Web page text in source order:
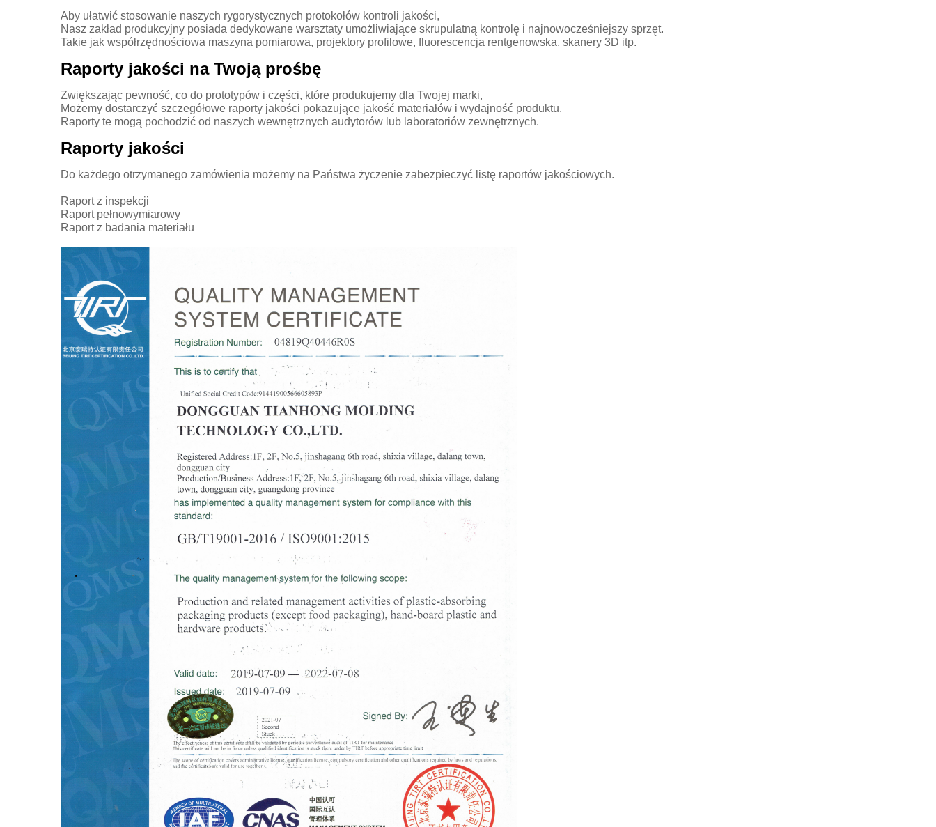
Aby ułatwić stosowanie naszych rygorystycznych protokołów kontroli jakości,
Nasz zakład produkcyjny posiada dedykowane warsztaty umożliwiające skrupulatną kontrolę i najnowocześniejszy sprzęt.
Takie jak współrzędnościowa maszyna pomiarowa, projektory profilowe, fluorescencja rentgenowska, skanery 3D itp.
Raporty jakości na Twoją prośbę
Zwiększając pewność, co do prototypów i części, które produkujemy dla Twojej marki,
Możemy dostarczyć szczegółowe raporty jakości pokazujące jakość materiałów i wydajność produktu.
Raporty te mogą pochodzić od naszych wewnętrznych audytorów lub laboratoriów zewnętrznych.
Raporty jakości
Do każdego otrzymanego zamówienia możemy na Państwa życzenie zabezpieczyć listę raportów jakościowych.
Raport z inspekcji
Raport pełnowymiarowy
Raport z badania materiału